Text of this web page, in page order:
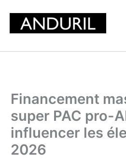
content
Financement
super PAC pro-
influencer les
2026